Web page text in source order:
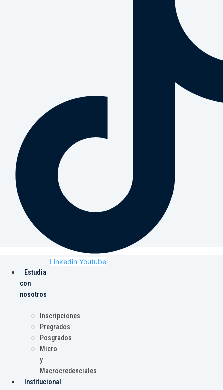
Linkedin Youtube
Estudia
con
nosotros
Inscripciones
Pregrados
Posgrados
Micro
y
Macrocredenciales
Institucional